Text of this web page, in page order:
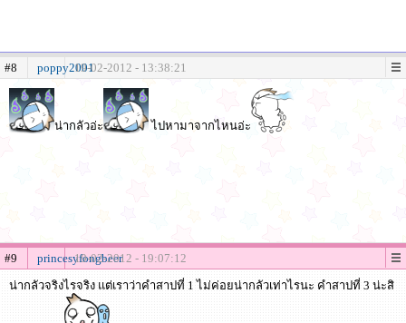
#8 poppy200119-02-2012 - 13:38:21
น่ากลัวอ่ะ ไปหามาจากไหนอ่ะ
#9 princesyfongbeer
19-02-2012 - 19:07:12
น่ากลัวจริงไรจริง แต่เราว่าคำสาปที่ 1 ไม่ค่อยน่ากลัวเท่าไรนะ คำสาปที่ 3 น่ะสิ